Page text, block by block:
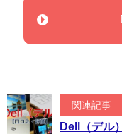
関連記事
Dell（デル